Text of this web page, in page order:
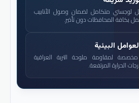
لوجستي متكامل لضمان وصول الأنابيب
بكافة المحافظات دون تأخير.
البيئية
لمقاومة ملوحة التربة العراقية
الحرارة المرتفعة.